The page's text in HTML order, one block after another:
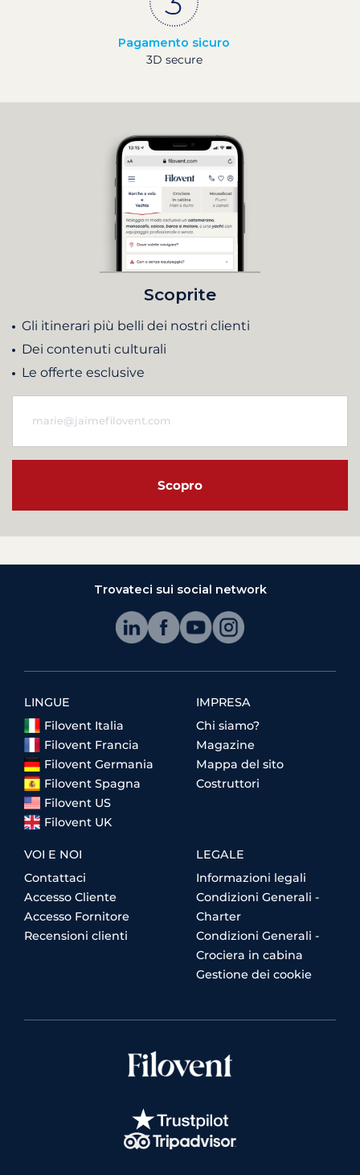
Pagamento sicuro
3D secure
Scoprite
Gli itinerari più belli dei nostri clienti
Dei contenuti culturali
Le offerte esclusive
Scopro
Trovateci sui social network
LINGUE
Filovent Italia
Filovent Francia
Filovent Germania
Filovent Spagna
Filovent US
Filovent UK
IMPRESA
Chi siamo?
Magazine
Mappa del sito
Costruttori
VOI E NOI
Contattaci
Accesso Cliente
Accesso Fornitore
Recensioni clienti
LEGALE
Informazioni legali
Condizioni Generali -
Charter
Condizioni Generali -
Crociera in cabina
Gestione dei cookie